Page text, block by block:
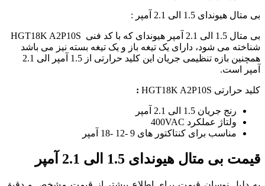
بی متال هیوندای 1.5 الی 2.1 آمپر :
بی متال 1.5 الی 2.1 آمپر هیوندای که با کد فنی HGT18K A2P10S
شناخته می شود، دارای یک تیغه باز و یک تیغه بسته نیز می باشد
همچنین بازه تنظیمی جریان این کلید حرارتی از 1.5 آمپر الی 2.1
آمپر است.
کلید حرارتی HGT18K A2P10S :
رنج جریان 1.5 الی 2.1 آمپر
ولتاژ عملکرد 400VAC
مناسب برای کنتاکتور های 9 -12 -18 آمپر
قیمت بی متال هیوندای 1.5 الی 2.1 آمپر